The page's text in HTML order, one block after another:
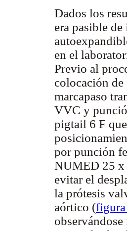
Dados los
era pasible
en el
Previo al
colocación de
marcapaso
VVC y
pigtail 6 F
por punción
NUMED 25 x
evitar el
la prótesis
aórtico (